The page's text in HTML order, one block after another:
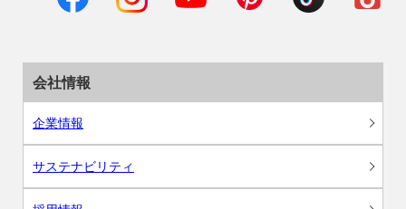
会社情報
企業情報
サステナビリティ